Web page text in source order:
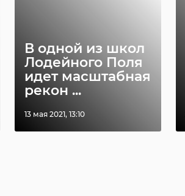
В одной из школ
Лодейного Поля
идет масштабная
рекон ...
13 мая 2021, 13:10